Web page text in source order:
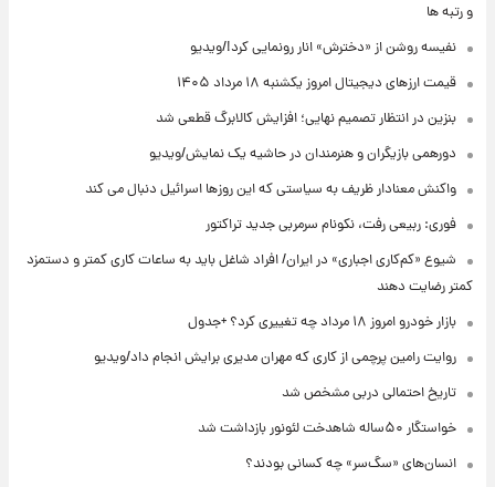
و رتبه ها
نفیسه روشن از «دخترش» انار رونمایی کرد!/ویدیو
قیمت ارزهای دیجیتال امروز یکشنبه ۱۸ مرداد ۱۴۰۵
بنزین در انتظار تصمیم نهایی؛ افزایش کالابرگ قطعی شد
دورهمی بازیگران و هنرمندان در حاشیه یک نمایش/ویدیو
واکنش معنادار ظریف به سیاستی که این روزها اسرائیل دنبال می کند
فوری: ربیعی رفت، نکونام سرمربی جدید تراکتور
شیوع «کم‌کاری اجباری» در ایران/ افراد شاغل باید به ساعات کاری کمتر و دستمزد
کمتر رضایت دهند
بازار خودرو امروز ۱۸ مرداد چه تغییری کرد؟ +جدول
روایت رامین پرچمی از کاری که مهران مدیری برایش انجام داد/ویدیو
تاریخ احتمالی دربی مشخص شد
خواستگار ۵۰ساله شاهدخت لئونور بازداشت شد
انسان‌های «سگ‌سر» چه کسانی بودند؟